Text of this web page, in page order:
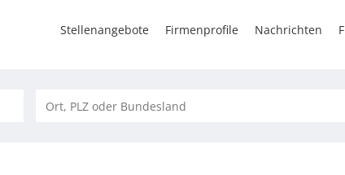
Stellenangebote Firmenprofile Nachrichten